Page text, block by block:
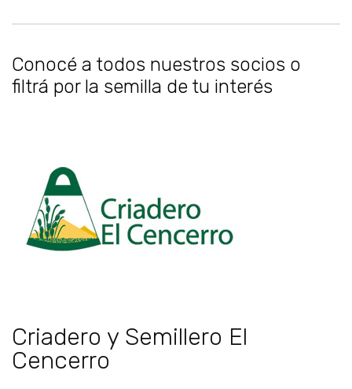
Conocé a todos nuestros socios o
filtrá por la semilla de tu interés
Criadero y Semillero El
Cencerro